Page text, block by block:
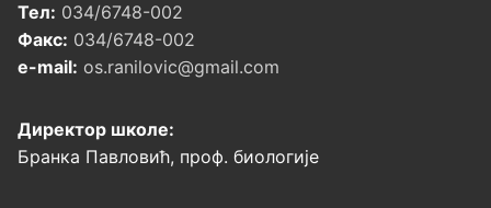
Тел: 034/6748-002
Факс: 034/6748-002
e-mail: os.ranilovic@gmail.com
Директор школе:
Бранка Павловић, проф. биологије